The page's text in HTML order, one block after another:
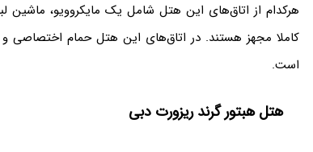
هرکدام از اتاق‌های این هتل شامل یک مایکروویو،
کاملا مجهز هستند. در اتاق‌های این هتل حمام اختصاصی
است.
هتل هبتور گرند ریزورت دبی